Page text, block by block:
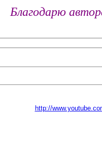
Благодарю
http://